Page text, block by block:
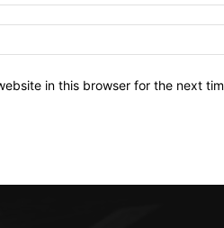
in this browser for the next